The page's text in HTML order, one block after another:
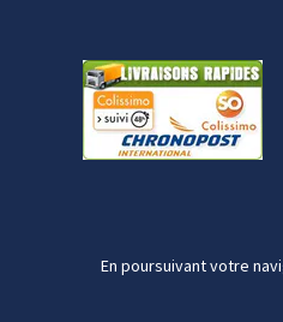
En poursuivant votre